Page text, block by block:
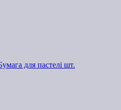
для пастелі шт.